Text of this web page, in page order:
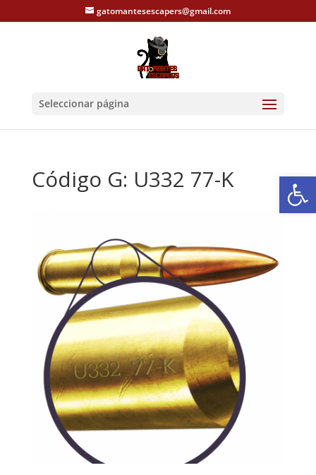
gatomantesescapers@gmail.com
Seleccionar página
Código G: U332 77-K